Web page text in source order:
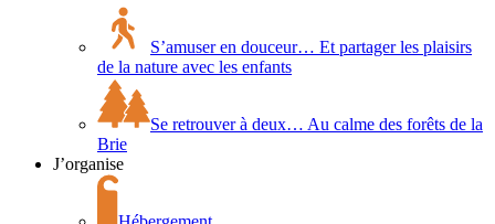
S’amuser en douceur… Et partager les plaisirs
de la nature avec les enfants
Se retrouver à deux… Au calme des forêts de la
Brie
J’organise